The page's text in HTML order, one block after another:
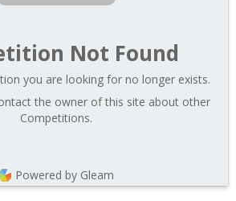
Not Found
you are looking for no longer exists.
the owner of this site about other
Competitions.
Powered by Gleam